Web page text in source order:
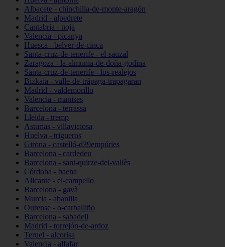
Albacete - chinchilla-de-monte-aragón
Madrid - alpedrete
Cantabria - noja
Valencia - picanya
Huesca - belver-de-cinca
Santa-cruz-de-tenerife - el-sauzal
Zaragoza - la-almunia-de-doña-godina
Santa-cruz-de-tenerife - los-realejos
Bizkaia - valle-de-trápaga-trapagaran
Madrid - valdemorillo
Valencia - manises
Barcelona - terrassa
Lleida - tremp
Asturias - villaviciosa
Huelva - trigueros
Girona - castelló-d39empúries
Barcelona - cardedeu
Barcelona - sant-quirze-del-vallès
Córdoba - baena
Alicante - el-campello
Barcelona - gavà
Murcia - abanilla
Ourense - o-carballiño
Barcelona - sabadell
Madrid - torrejón-de-ardoz
Teruel - alcorisa
Valencia - alfafar